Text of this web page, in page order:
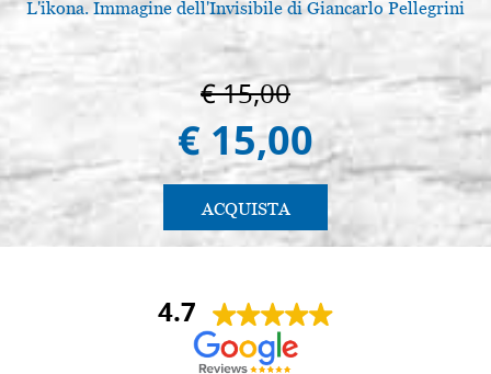
L'ikona. Immagine dell'Invisibile di Giancarlo Pellegrini
€ 15,00
€ 15,00
ACQUISTA
4.7